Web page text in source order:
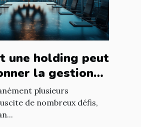
une holding peut
la gestion
multiples ?
plusieurs
de nombreux défis,